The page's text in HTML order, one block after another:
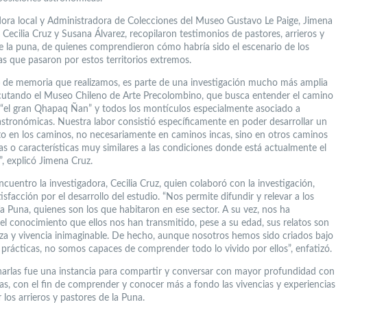
local y Administradora de Colecciones del Museo Gustavo Le Paige, Jimena
Cruz y Susana Álvarez, recopilaron testimonios de pastores, arrieros y
la puna, de quienes comprendieron cómo habría sido el escenario de los
que pasaron por estos territorios extremos.
de memoria que realizamos, es parte de una investigación mucho más amplia
el Museo Chileno de Arte Precolombino, que busca entender el camino
gran Qhapaq Ñan” y todos los montículos especialmente asociado a
Nuestra labor consistió específicamente en poder desarrollar un
en los caminos, no necesariamente en caminos incas, sino en otros caminos
o características muy similares a las condiciones donde está actualmente el
explicó Jimena Cruz.
la investigadora, Cecilia Cruz, quien colaboró con la investigación,
por el desarrollo del estudio. “Nos permite difundir y relevar a los
Puna, quienes son los que habitaron en ese sector. A su vez, nos ha
conocimiento que ellos nos han transmitido, pese a su edad, sus relatos son
y vivencia inimaginable. De hecho, aunque nosotros hemos sido criados bajo
prácticas, no somos capaces de comprender todo lo vivido por ellos”, enfatizó.
fue una instancia para compartir y conversar con mayor profundidad con
con el fin de comprender y conocer más a fondo las vivencias y experiencias
los arrieros y pastores de la Puna.